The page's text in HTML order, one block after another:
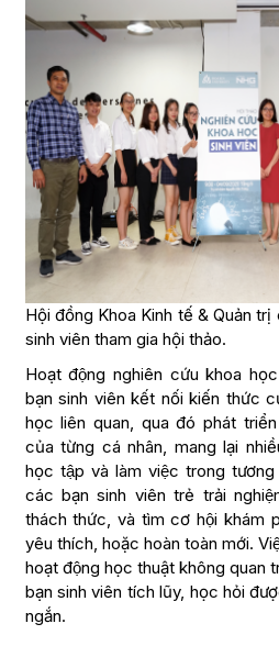
Hội đồng Khoa Kinh tế & Quản
sinh viên tham gia hội thảo.
Hoạt động nghiên cứu khoa
bạn sinh viên kết nối kiến thức
học liên quan, qua đó phát
của từng cá nhân, mang lại
học tập và làm việc trong
các bạn sinh viên trẻ trải
thách thức, và tìm cơ hội khám
yêu thích, hoặc hoàn toàn mới.
hoạt động học thuật không quan
bạn sinh viên tích lũy, học hỏi
ngắn.